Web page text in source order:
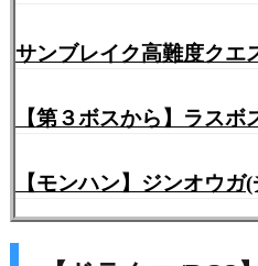
サンブレイク高難度クエ
【第３ボスから】ラス
【モンハン】ジンオウ